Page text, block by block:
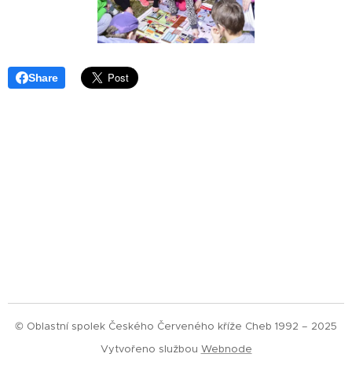
Share
© Oblastní spolek Českého Červeného kříže Cheb 1992 – 2025
Vytvořeno službou Webnode